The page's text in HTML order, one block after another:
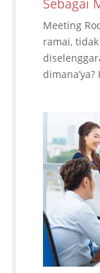
Sebagai
Meeting
ramai,